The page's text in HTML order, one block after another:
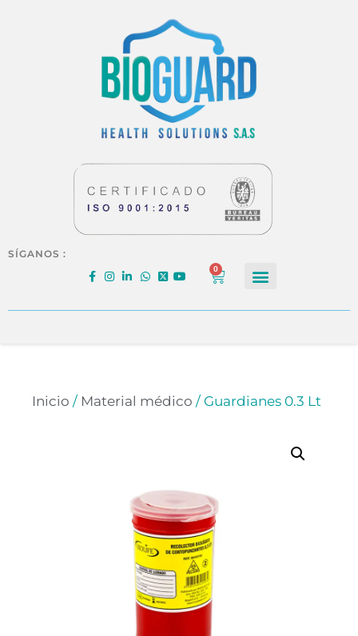
SÍGANOS :
0
Inicio / Material médico / Guardianes 0.3 Lt